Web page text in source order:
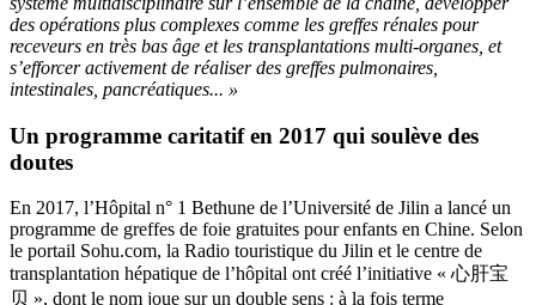
des opérations plus complexes comme les greffes rénales pour
receveurs en très bas âge et les transplantations multi-organes, et
s’efforcer activement de réaliser des greffes pulmonaires,
intestinales, pancréatiques... »
Un programme caritatif en 2017 qui soulève des
doutes
En 2017, l’Hôpital n° 1 Bethune de l’Université de Jilin a lancé un
programme de greffes de foie gratuites pour enfants en Chine. Selon
le portail Sohu.com, la Radio touristique du Jilin et le centre de
transplantation hépatique de l’hôpital ont créé l’initiative « 心肝宝
贝 », dont le nom joue sur un double sens : à la fois terme